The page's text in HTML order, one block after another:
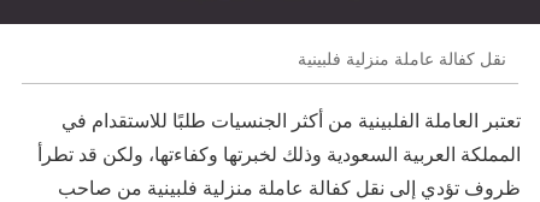
نقل كفالة عاملة منزلية فلبينية
تعتبر العاملة الفلبينية من أكثر الجنسيات طلبًا للاستقدام في
المملكة العربية السعودية وذلك لخبرتها وكفاءتها، ولكن قد تطرأ
ظروف تؤدي إلى نقل كفالة عاملة منزلية فلبينية من صاحب